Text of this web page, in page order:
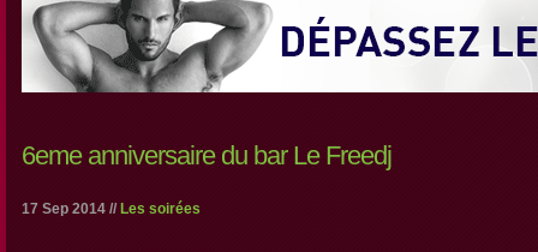
6eme anniversaire du bar Le Freedj
17 Sep 2014 // Les soirées